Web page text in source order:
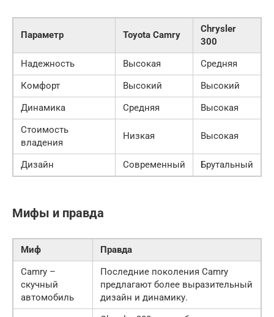
Параметр Toyota Camry
Chrysler
300
Надежность
Высокая
Средняя
Комфорт
Высокий
Высокий
Динамика
Средняя
Высокая
Стоимость
владения
Низкая Высокая
Дизайн Современный Брутальный
Мифы и правда
Миф
Правда
Camry –
скучный
автомобиль
Последние поколения Camry
предлагают более выразительный
дизайн и динамику.